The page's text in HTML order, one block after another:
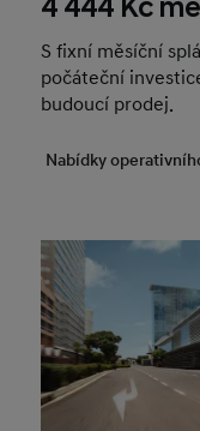
4 444 Kč
S fixní měsíční
počáteční
budoucí prodej.
Nabídky